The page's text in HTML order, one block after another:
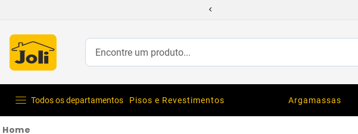
Encontre um produto...
Todos os departamentos Pisos e Revestimentos Argamassas